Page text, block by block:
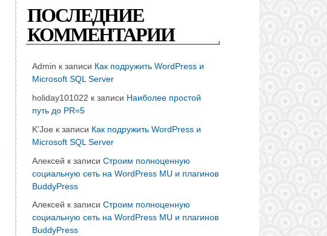
ПОСЛЕДНИЕ
КОММЕНТАРИИ
Admin к записи Как подружить WordPress и
Microsoft SQL Server
holiday101022 к записи Наиболее простой
путь до PR=5
K'Joe к записи Как подружить WordPress и
Microsoft SQL Server
Алексей к записи Строим полноценную
социальную сеть на WordPress MU и плагинов
BuddyPress
Алексей к записи Строим полноценную
социальную сеть на WordPress MU и плагинов
BuddyPress